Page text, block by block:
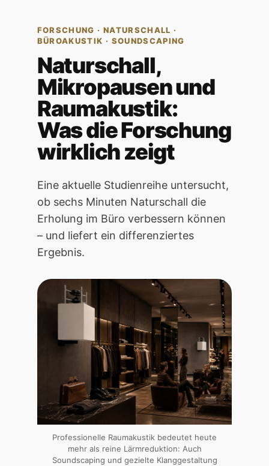
FORSCHUNG · NATURSCHALL ·
BÜROAKUSTIK · SOUNDSCAPING
Naturschall,
Mikropausen und
Raumakustik:
Was die Forschung
wirklich zeigt
Eine aktuelle Studienreihe untersucht,
ob sechs Minuten Naturschall die
Erholung im Büro verbessern können
– und liefert ein differenziertes
Ergebnis.
Professionelle Raumakustik bedeutet heute
mehr als reine Lärmreduktion: Auch
Soundscaping und gezielte Klanggestaltung